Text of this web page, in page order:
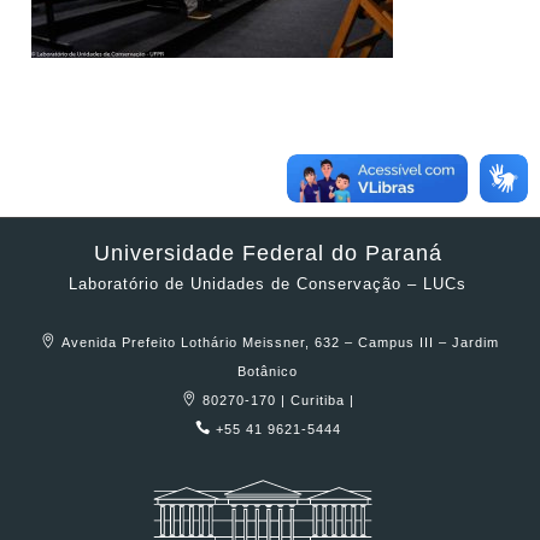
Universidade Federal do Paraná
Laboratório de Unidades de Conservação – LUCs
Avenida Prefeito Lothário Meissner, 632 – Campus III – Jardim
Botânico
80270-170 | Curitiba |
+55 41 9621-5444